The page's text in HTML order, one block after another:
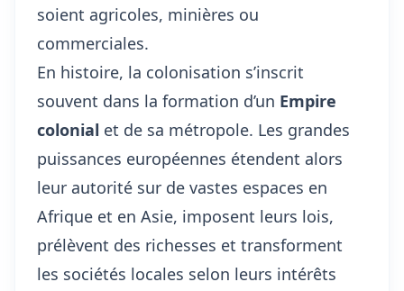
soient agricoles, minières ou
commerciales.
En histoire, la colonisation s’inscrit
souvent dans la formation d’un Empire
colonial et de sa métropole. Les grandes
puissances européennes étendent alors
leur autorité sur de vastes espaces en
Afrique et en Asie, imposent leurs lois,
prélèvent des richesses et transforment
les sociétés locales selon leurs intérêts